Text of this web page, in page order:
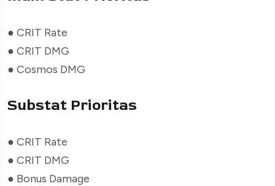
● CRIT Rate
● CRIT DMG
● Cosmos DMG
Substat Prioritas
● CRIT Rate
● CRIT DMG
● Bonus Damage